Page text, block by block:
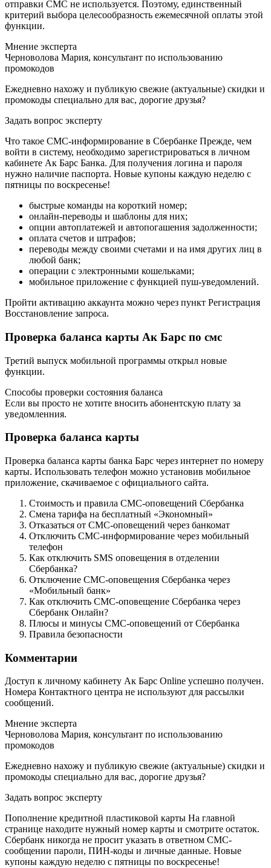
отправки СМС не используется. Поэтому, единственный
критерий выбора целесообразность ежемесячной оплаты этой
функции.
Мнение эксперта
Черноволова Мария, консультант по использованию
промокодов
Ежедневно нахожу и публикую свежие (актуальные) скидки и
промокоды специально для вас, дорогие друзья?
Задать вопрос эксперту
Что такое СМС-информирование в Сбербанке Прежде, чем
войти в систему, необходимо зарегистрироваться в личном
кабинете Ак Барс Банка. Для получения логина и пароля
нужно наличие паспорта. Новые купоны каждую неделю с
пятницы по воскресенье!
быстрые команды на короткий номер;
онлайн-переводы и шаблоны для них;
опции автоплатежей и автопогашения задолженности;
оплата счетов и штрафов;
переводы между своими счетами и на имя других лиц в
любой банк;
операции с электронными кошельками;
мобильное приложение с функцией пуш-уведомлений.
Пройти активацию аккаунта можно через пункт Регистрация
Восстановление запроса.
Проверка баланса карты Ак Барс по смс
Третий выпуск мобильной программы открыл новые
функции.
Способы проверки состояния баланса
Если вы просто не хотите вносить абонентскую плату за
уведомленния.
Проверка баланса карты
Проверка баланса карты банка Барс через интернет по номеру
карты. Использовать телефон можно установив мобильное
приложение, скачиваемое с официального сайта.
Стоимость и правила СМС-оповещений Сбербанка
Смена тарифа на бесплатный «Экономный»
Отказаться от СМС-оповещений через банкомат
Отключить СМС-информирование через мобильный
телефон
Как отключить SMS оповещения в отделении
Сбербанка?
Отключение СМС-оповещения Сбербанка через
«Мобильный банк»
Как отключить СМС-оповещение Сбербанка через
Сбербанк Онлайн?
Плюсы и минусы СМС-оповещений от Сбербанка
Правила безопасности
Комментарии
Доступ к личному кабинету Ак Барс Online успешно получен.
Номера Контактного центра не используют для рассылки
сообщений.
Мнение эксперта
Черноволова Мария, консультант по использованию
промокодов
Ежедневно нахожу и публикую свежие (актуальные) скидки и
промокоды специально для вас, дорогие друзья?
Задать вопрос эксперту
Пополнение кредитной пластиковой карты На главной
странице находите нужный номер карты и смотрите остаток.
Сбербанк никогда не просит указать в ответном СМС-
сообщении пароли, ПИН-коды и личные данные. Новые
купоны каждую неделю с пятницы по воскресенье!